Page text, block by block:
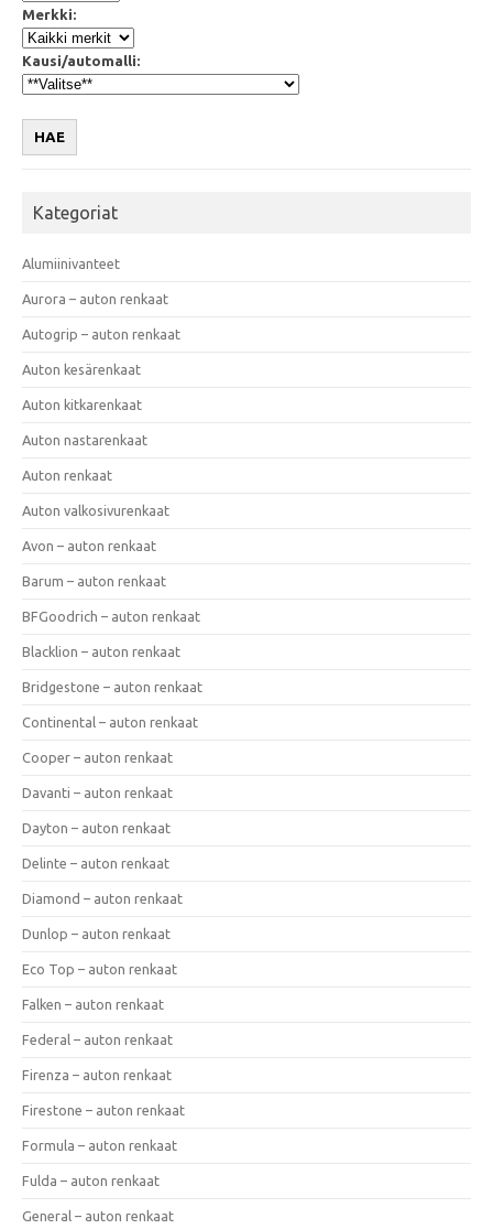
Merkki:
Kausi/automalli:
HAE
Kategoriat
Alumiinivanteet
Aurora – auton renkaat
Autogrip – auton renkaat
Auton kesärenkaat
Auton kitkarenkaat
Auton nastarenkaat
Auton renkaat
Auton valkosivurenkaat
Avon – auton renkaat
Barum – auton renkaat
BFGoodrich – auton renkaat
Blacklion – auton renkaat
Bridgestone – auton renkaat
Continental – auton renkaat
Cooper – auton renkaat
Davanti – auton renkaat
Dayton – auton renkaat
Delinte – auton renkaat
Diamond – auton renkaat
Dunlop – auton renkaat
Eco Top – auton renkaat
Falken – auton renkaat
Federal – auton renkaat
Firenza – auton renkaat
Firestone – auton renkaat
Formula – auton renkaat
Fulda – auton renkaat
General – auton renkaat